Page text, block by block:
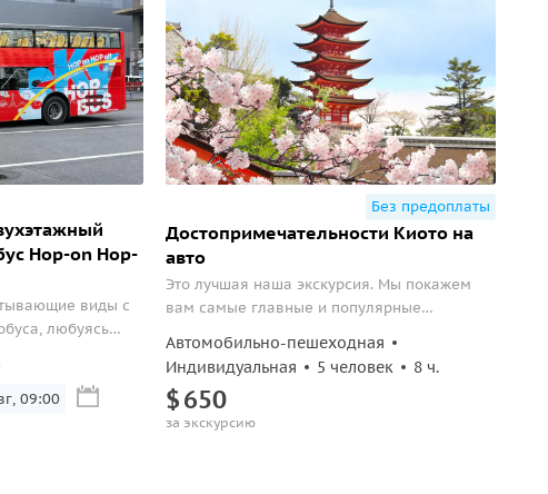
Hop-on Hop-
виды с
любуясь
09:00
Без предоплаты
Достопримечательности Киото на
авто
Это лучшая наша экскурсия. Мы покажем
вам самые главные и популярные
погрузим вас в историю и культуру этого
необыкновенного города.
Автомобильно-пешеходная
Индивидуальная
5 человек 8 ч.
$650
за экскурсию